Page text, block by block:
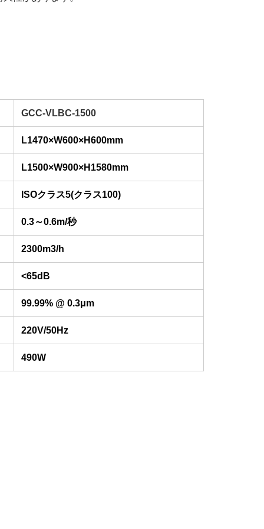
GCC-VLBC-1500
L1470×W600×H600mm
L1500×W900×H1580mm
ISOクラス5(クラス100)
0.3～0.6m/秒
2300m3/h
<65dB
99.99% @ 0.3μm
220V/50Hz
490W